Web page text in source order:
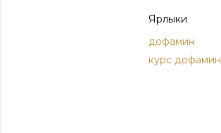
Ярлыки
дофамин
курс дофамин